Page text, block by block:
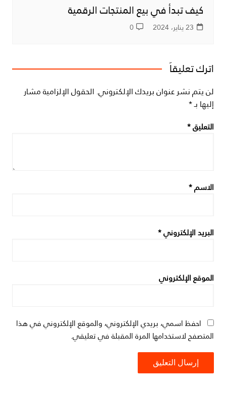
كيف تبدأ في بيع المنتجات الرقمية
23 يناير، 2024 0
اترك تعليقاً
لن يتم نشر عنوان بريدك الإلكتروني. الحقول الإلزامية مشار
إليها بـ*
التعليق*
الاسم*
البريد الإلكتروني*
الموقع الإلكتروني
احفظ اسمي، بريدي الإلكتروني، والموقع الإلكتروني في هذا
المتصفح لاستخدامها المرة المقبلة في تعليقي.